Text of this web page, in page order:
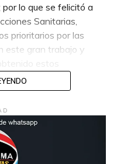
lo que se felicitó a
Sanitarias,
prioritarios por las
este gran trabajo y
de “Lava,
ya que es
donde el mosquito